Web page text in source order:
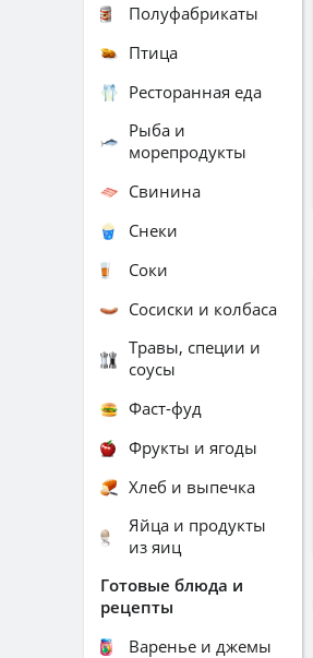
Полуфабрикаты
Птица
Ресторанная еда
Рыба и
морепродукты
Свинина
Снеки
Соки
Сосиски и колбаса
Травы, специи и
соусы
Фаст-фуд
Фрукты и ягоды
Хлеб и выпечка
Яйца и продукты
из яиц
Готовые блюда и
рецепты
Варенье и джемы